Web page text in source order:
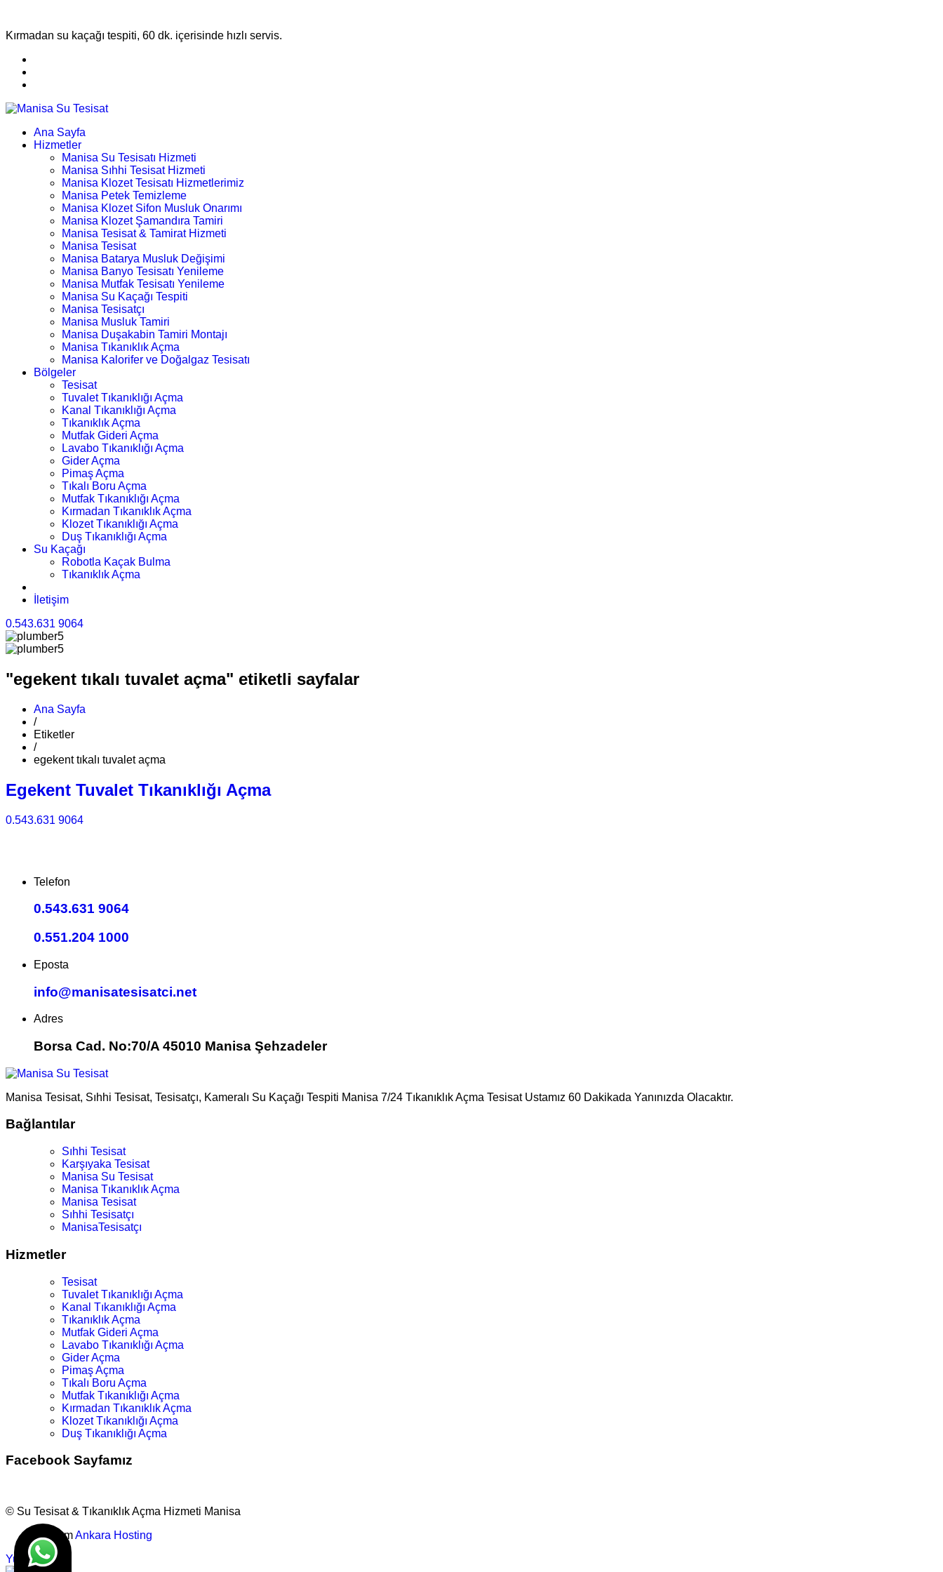
Kırmadan su kaçağı tespiti, 60 dk. içerisinde hızlı servis.
Ana Sayfa
Hizmetler
Manisa Su Tesisatı Hizmeti
Manisa Sıhhi Tesisat Hizmeti
Manisa Klozet Tesisatı Hizmetlerimiz
Manisa Petek Temizleme
Manisa Klozet Sifon Musluk Onarımı
Manisa Klozet Şamandıra Tamiri
Manisa Tesisat & Tamirat Hizmeti
Manisa Tesisat
Manisa Batarya Musluk Değişimi
Manisa Banyo Tesisatı Yenileme
Manisa Mutfak Tesisatı Yenileme
Manisa Su Kaçağı Tespiti
Manisa Tesisatçı
Manisa Musluk Tamiri
Manisa Duşakabin Tamiri Montajı
Manisa Tıkanıklık Açma
Manisa Kalorifer ve Doğalgaz Tesisatı
Bölgeler
Tesisat
Tuvalet Tıkanıklığı Açma
Kanal Tıkanıklığı Açma
Tıkanıklık Açma
Mutfak Gideri Açma
Lavabo Tıkanıklığı Açma
Gider Açma
Pimaş Açma
Tıkalı Boru Açma
Mutfak Tıkanıklığı Açma
Kırmadan Tıkanıklık Açma
Klozet Tıkanıklığı Açma
Duş Tıkanıklığı Açma
Su Kaçağı
Robotla Kaçak Bulma
Tıkanıklık Açma
İletişim
0.543.631 9064
"egekent tıkalı tuvalet açma" etiketli sayfalar
Ana Sayfa
/
Etiketler
/
egekent tıkalı tuvalet açma
Egekent Tuvalet Tıkanıklığı Açma
0.543.631 9064
Telefon
0.543.631 9064
0.551.204 1000
Eposta
info@manisatesisatci.net
Adres
Borsa Cad. No:70/A 45010 Manisa Şehzadeler
Manisa Tesisat, Sıhhi Tesisat, Tesisatçı, Kameralı Su Kaçağı Tespiti Manisa 7/24 Tıkanıklık Açma Tesisat Ustamız 60 Dakikada Yanınızda Olacaktır.
Bağlantılar
Sıhhi Tesisat
Karşıyaka Tesisat
Manisa Su Tesisat
Manisa Tıkanıklık Açma
Manisa Tesisat
Sıhhi Tesisatçı
ManisaTesisatçı
Hizmetler
Tesisat
Tuvalet Tıkanıklığı Açma
Kanal Tıkanıklığı Açma
Tıkanıklık Açma
Mutfak Gideri Açma
Lavabo Tıkanıklığı Açma
Gider Açma
Pimaş Açma
Tıkalı Boru Açma
Mutfak Tıkanıklığı Açma
Kırmadan Tıkanıklık Açma
Klozet Tıkanıklığı Açma
Duş Tıkanıklığı Açma
Facebook Sayfamız
© Su Tesisat & Tıkanıklık Açma Hizmeti Manisa
TasarımAnkara Hosting
Yukarı